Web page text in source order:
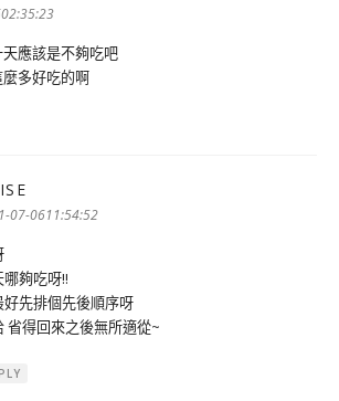
應該是不夠吃吧
多好吃的啊
示:
07-0611:54:52
哪夠吃呀!!
好先排個先後順序呀
省得回來之後無所適從~